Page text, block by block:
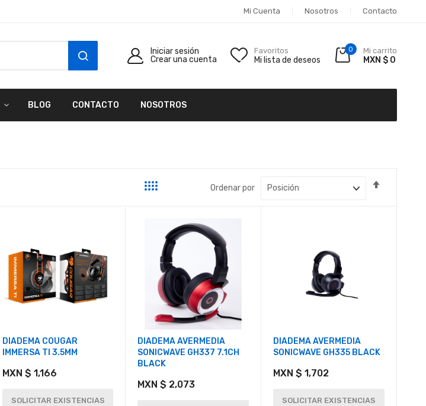
Mi Cuenta Nosotros Contacto
SEARCH
Iniciar sesión
Crear una cuenta
Favoritos
Mi lista de deseos
0 Mi carrito
MXN $ 0
BLOG CONTACTO NOSOTROS
Ordenar por
DIADEMA COUGAR
IMMERSA TI 3.5MM
MXN $ 1,166
SOLICITAR EXISTENCIAS
DIADEMA AVERMEDIA
SONICWAVE GH337 7.1CH
BLACK
MXN $ 2,073
DIADEMA AVERMEDIA
SONICWAVE GH335 BLACK
MXN $ 1,702
SOLICITAR EXISTENCIAS